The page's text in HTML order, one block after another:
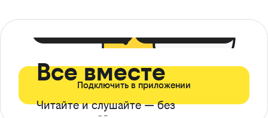
Все вместе
Читайте и слушайте — без
Подключить в приложении